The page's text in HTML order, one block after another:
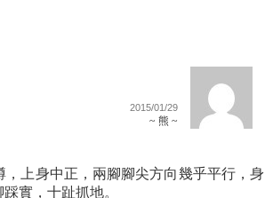
2015/01/29
~ 熊 ~
上身中正，兩腳腳尖方向幾乎平行，身
實，十趾抓地。